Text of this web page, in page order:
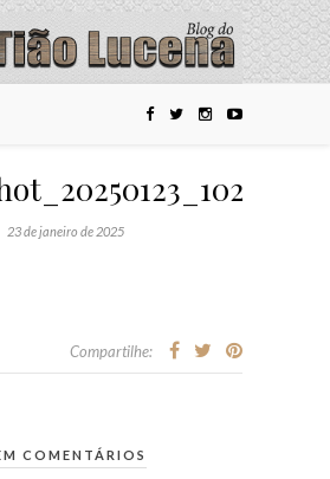
23 de janeiro de 2025
Compartilhe:
COMENTÁRIOS